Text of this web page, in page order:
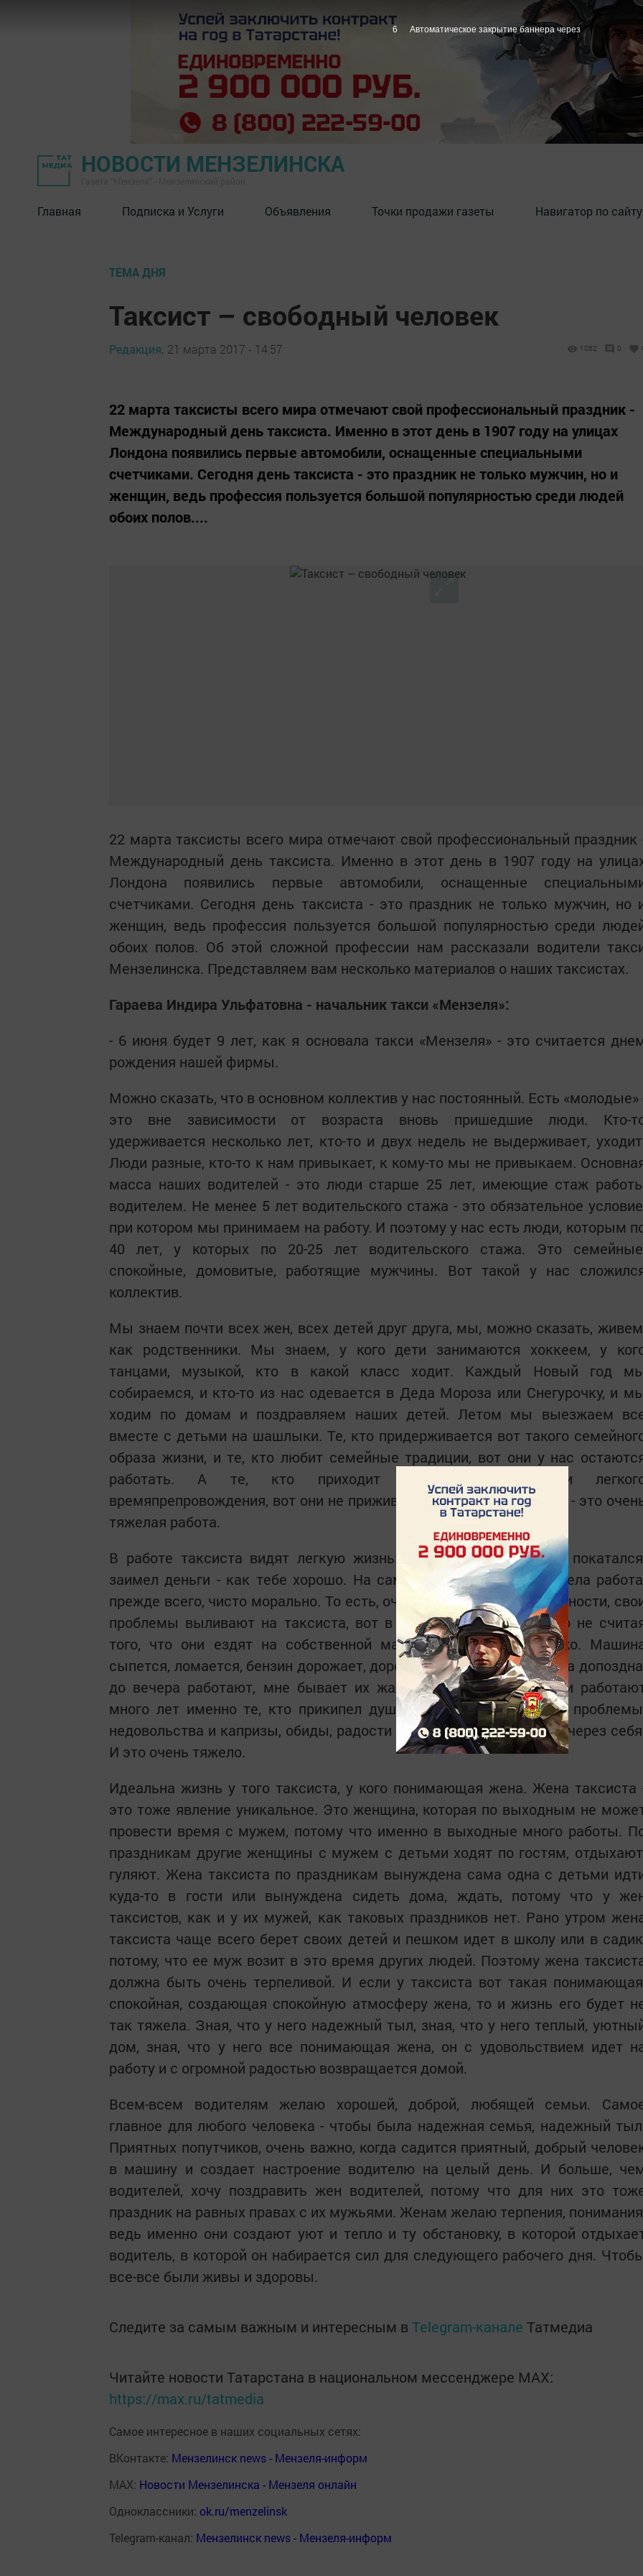
НОВОСТИ МЕНЗЕЛИНСКА
Главная Подписка и Услуги Объявления Точки продажи газеты Навигатор по сайту
ТЕМА ДНЯ
Таксист – свободный человек
Редакция, 21 марта 2017 - 14:57 1062 0
22 марта таксисты всего мира отмечают свой профессиональный праздник -
Международный день таксиста. Именно в этот день в 1907 году на улицах
Лондона появились первые автомобили, оснащенные специальными
счетчиками. Сегодня день таксиста - это праздник не только мужчин, но и
женщин, ведь профессия пользуется большой популярностью среди людей
обоих полов....
22 марта таксисты всего мира отмечают свой профессиональный праздник
Международный день таксиста. Именно в этот день в 1907 году на
Лондона появились первые автомобили, оснащенные
счетчиками. Сегодня день таксиста - это праздник не только мужчин, но
женщин, ведь профессия пользуется большой популярностью среди
обоих полов. Об этой сложной профессии нам рассказали водители
Мензелинска. Представляем вам несколько материалов о наших таксистах.
Гараева Индира Ульфатовна - начальник такси «Мензеля»:
- 6 июня будет 9 лет, как я основала такси «Мензеля» - это считается
рождения нашей фирмы.
Можно сказать, что в основном коллектив у нас постоянный. Есть «молодые»
это вне зависимости от возраста вновь пришедшие люди. Кто-
удерживается несколько лет, кто-то и двух недель не выдерживает,
Люди разные, кто-то к нам привыкает, к кому-то мы не привыкаем.
масса наших водителей - это люди старше 25 лет, имеющие стаж
водителем. Не менее 5 лет водительского стажа - это обязательное
при котором мы принимаем на работу. И поэтому у нас есть люди, которым
40 лет, у которых по 20-25 лет водительского стажа. Это
спокойные, домовитые, работящие мужчины. Вот такой у нас
коллектив.
Мы знаем почти всех жен, всех детей друг друга, мы, можно сказать,
как родственники. Мы знаем, у кого дети занимаются хоккеем, у
танцами, музыкой, кто в какой класс ходит. Каждый Новый год
собираемся, и кто-то из нас одевается в Деда Мороза или Снегурочку, и
ходим по домам и поздравляем наших детей. Летом мы выезжаем
вместе с детьми на шашлыки. Те, кто придерживается вот такого
образа жизни, и те, кто любит семейные традиции, вот они у нас
работать. А те, кто приходит ради веселья, ради
времяпрепровождения, вот они не приживаются, потому что такси - это
тяжелая работа.
В работе таксиста видят легкую жизнь: вышел, сел в машину,
заимел деньги - как тебе хорошо. На самом деле это очень тяжела
прежде всего, чисто морально. То есть, очень многие свои неприятности,
проблемы выливают на таксиста, вот в этом плане тяжело. Это не
того, что они ездят на собственной машине, ее безумно жалко.
сыпется, ломается, бензин дорожает, дороги плохие. И когда ребята
до вечера работают, мне бывает их жалко. В основном в такси
много лет именно те, кто прикипел душой и действительно все
недовольства и капризы, обиды, радости пассажиров пропускают через
И это очень тяжело.
Идеальна жизнь у того таксиста, у кого понимающая жена. Жена таксиста
это тоже явление уникальное. Это женщина, которая по выходным не
провести время с мужем, потому что именно в выходные много работы.
праздникам другие женщины с мужем с детьми ходят по гостям,
гуляют. Жена таксиста по праздникам вынуждена сама одна с детьми
куда-то в гости или вынуждена сидеть дома, ждать, потому что у
таксистов, как и у их мужей, как таковых праздников нет. Рано утром
таксиста чаще всего берет своих детей и пешком идет в школу или в
потому, что ее муж возит в это время других людей. Поэтому жена
должна быть очень терпеливой. И если у таксиста вот такая
спокойная, создающая спокойную атмосферу жена, то и жизнь его будет
так тяжела. Зная, что у него надежный тыл, зная, что у него теплый,
дом, зная, что у него все понимающая жена, он с удовольствием идет
работу и с огромной радостью возвращается домой.
Всем-всем водителям желаю хорошей, доброй, любящей семьи.
главное для любого человека - чтобы была надежная семья, надежный
Приятных попутчиков, очень важно, когда садится приятный, добрый
в машину и создает настроение водителю на целый день. И больше,
водителей, хочу поздравить жен водителей, потому что для них это
праздник на равных правах с их мужьями. Женам желаю терпения,
ведь именно они создают уют и тепло и ту обстановку, в которой
водитель, в которой он набирается сил для следующего рабочего дня.
все-все были живы и здоровы.
Следите за самым важным и интересным в Telegram-канале Татмедиа
Читайте новости Татарстана в национальном мессенджере MАХ:
https://max.ru/tatmedia
Самое интересное в наших социальных сетях:
ВКонтакте: Мензелинск news - Мензеля-информ
MAX: Новости Мензелинска - Мензеля онлайн
Одноклассники: ok.ru/menzelinsk
Telegram-канал: Мензелинск news - Мензеля-информ
5 Автоматическое закрытие баннера через